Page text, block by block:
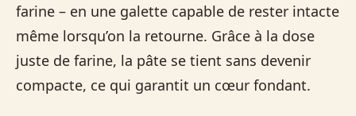
farine – en une galette capable de rester intacte
même lorsqu’on la retourne. Grâce à la dose
juste de farine, la pâte se tient sans devenir
compacte, ce qui garantit un cœur fondant.